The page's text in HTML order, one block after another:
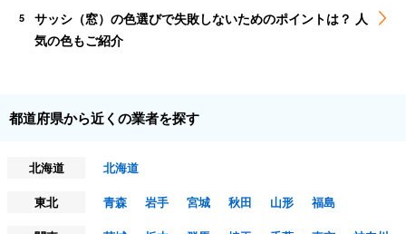
5
サッシ（窓）の色選びで失敗しないためのポイントは？ 人
気の色もご紹介
都道府県から近くの業者を探す
北海道
北海道
東北
青森 岩手 宮城 秋田 山形
福島